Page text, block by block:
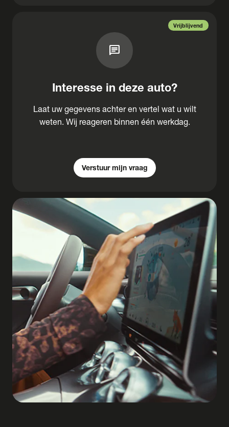
Vrijblijvend
chat
Interesse in deze auto?
Laat uw gegevens achter en vertel wat u wilt
weten. Wij reageren binnen één werkdag.
Verstuur mijn vraag